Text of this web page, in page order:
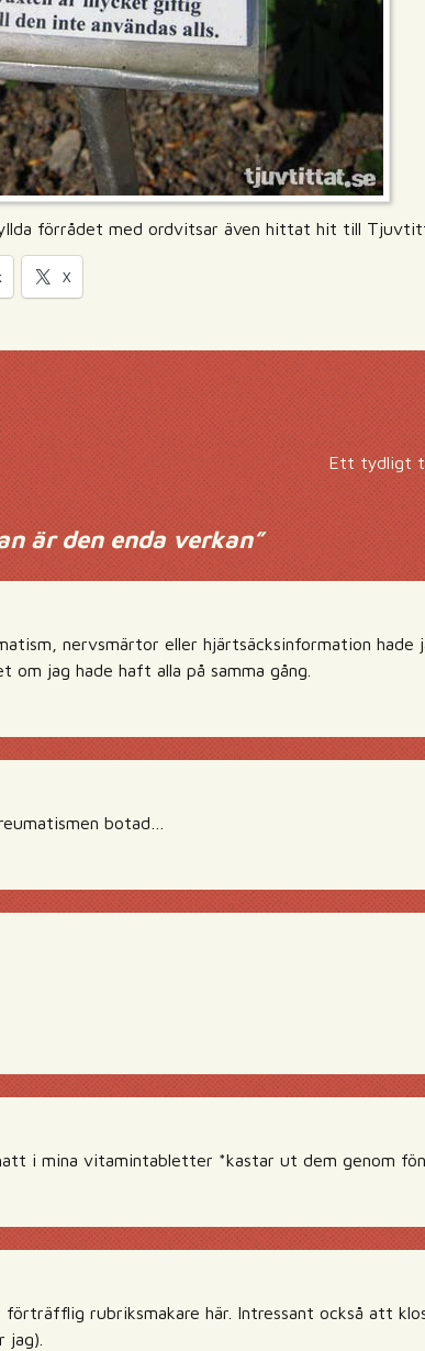
förrådet med ordvitsar även hittat hit till
X
Ett tydligt
är den enda verkan”
nervsmärtor eller hjärtsäcksinformation
om jag hade haft alla på samma gång.
botad…
i mina vitamintabletter *kastar ut dem genom
förträfflig rubriksmakare här. Intressant också att